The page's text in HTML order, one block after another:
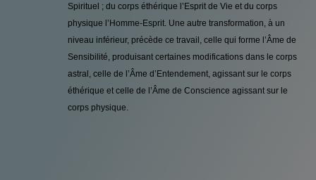
Spirituel ; du corps éthérique l’Esprit de Vie et du corps
physique l’Homme-Esprit. Une autre transformation, à un
niveau inférieur, précède ce travail, celle qui forme l’Âme de
Sensibilité, produisant certaines modifications dans le corps
astral, celle de l’Âme d’Entendement, agissant sur le corps
éthérique et celle de l’Âme de Conscience agissant sur le
corps physique.